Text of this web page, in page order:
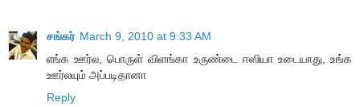
சங்கர் March 9, 2010 at 9:33 AM
எங்க ஊர்ல, பொருள் விளங்கா உருண்டை ஈஸியா உடையாது, உங்க
ஊர்லயும் அப்படிதானா
Reply